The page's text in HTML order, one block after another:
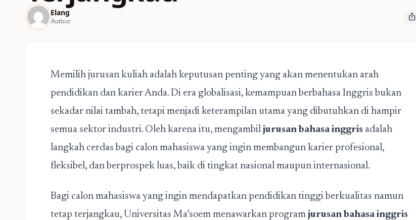
Elang
Author ios_share
Memilih jurusan kuliah adalah keputusan penting yang akan menentukan arah
pendidikan dan karier Anda. Di era globalisasi, kemampuan berbahasa Inggris bukan
sekadar nilai tambah, tetapi menjadi keterampilan utama yang dibutuhkan di hampir
semua sektor industri. Oleh karena itu, mengambil jurusan bahasa inggris adalah
langkah cerdas bagi calon mahasiswa yang ingin membangun karier profesional,
fleksibel, dan berprospek luas, baik di tingkat nasional maupun internasional.
Bagi calon mahasiswa yang ingin mendapatkan pendidikan tinggi berkualitas namun
tetap terjangkau, Universitas Ma’soem menawarkan program jurusan bahasa inggris